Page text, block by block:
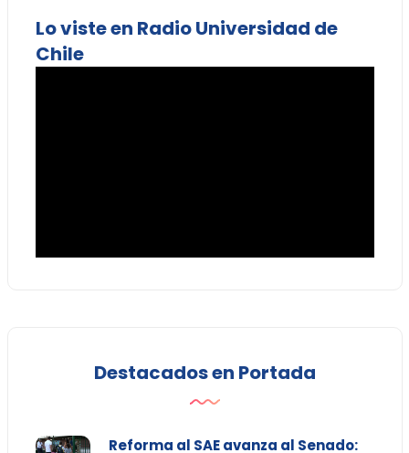
Lo viste en Radio Universidad de
Chile
Destacados en Portada
Reforma al SAE avanza al Senado: